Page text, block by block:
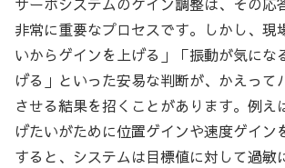
非常に重要なプロセスです。しかし、現
いからゲインを上げる」「振動が気にな
げる」といった安易な判断が、かえって
させる結果を招くことがあります。例え
げたいがために位置ゲインや速度ゲイン
すると、システムは目標値に対して過敏